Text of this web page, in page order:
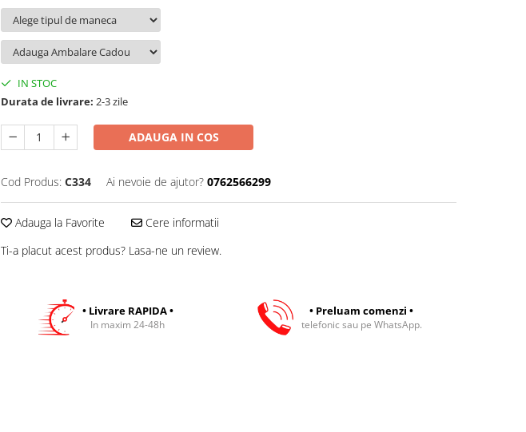
IN STOC
Durata de livrare: 2-3 zile
ADAUGA IN COS
Cod Produs: C334 Ai nevoie de ajutor? 0762566299
Adauga la Favorite
Cere informatii
Ti-a placut acest produs? Lasa-ne un review.
• Livrare RAPIDA •
In maxim 24-48h
• Preluam comenzi •
telefonic sau pe WhatsApp.